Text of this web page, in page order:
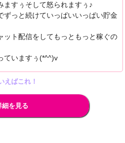
ますぅそして怒られますぅ♪
ずっと続けていっぱいいっぱい貯金
ット配信をしてもっともっと稼ぐの
ていますぅ(*^^)v
えばこれ！
細を見る